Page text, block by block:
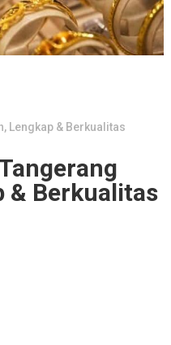
Lengkap & Berkualitas
& Berkualitas